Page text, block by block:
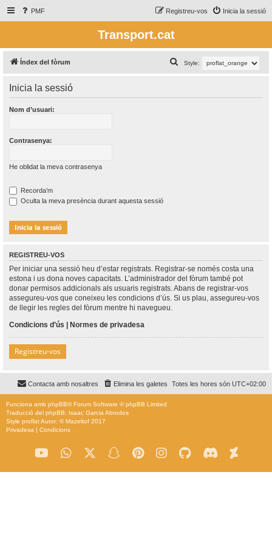
PMF Inicia la sessió
Registreu-vos
Transport.cat
Índex del fòrum Style:
e
Inicia la sessió
Nom d’usuari:
Contrasenya:
He oblidat la meva contrasenya
Recorda’m
Oculta la meva presència durant aquesta sessió
REGISTREU-VOS
Per iniciar una sessió heu d’estar registrats. Registrar-se només costa una
estona i us dona noves capacitats. L’administrador del fòrum també pot
donar permisos addicionals als usuaris registrats. Abans de registrar-vos
assegureu-vos que coneixeu les condicions d’ús. Si us plau, assegureu-vos
de llegir les regles del fòrum mentre hi navegueu.
Condicions d’ús
Normes de privadesa
Registreu-vos
Totes les hores són UTC+02:00
Elimina les galetes
Contacta amb nosaltres
Funciona amb phpBB® Forum Software © phpBB Limited
Traducció del phpBB: Isaac Garcia Abrodos
Style proflatAutor: © Mazeltof 2017
Privadesa
Condicions